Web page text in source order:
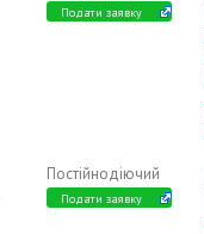
Подати заявку
Постійнодіючий
Подати заявку